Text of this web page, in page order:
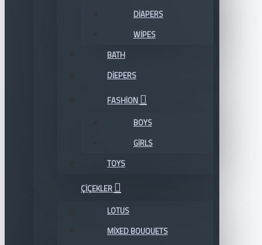
DIAPERS
WIPES
BATH
DIEPERS
FASHION
BOYS
GIRLS
TOYS
ÇIÇEKLER
LOTUS
MIXED BOUQUETS